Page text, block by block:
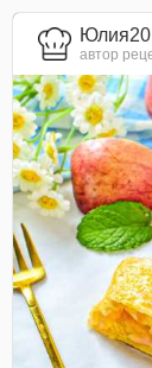
автор